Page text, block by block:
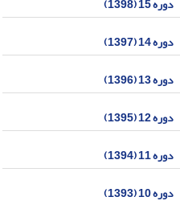
دوره 14 (1397)
دوره 13 (1396)
دوره 12 (1395)
دوره 11 (1394)
دوره 10 (1393)